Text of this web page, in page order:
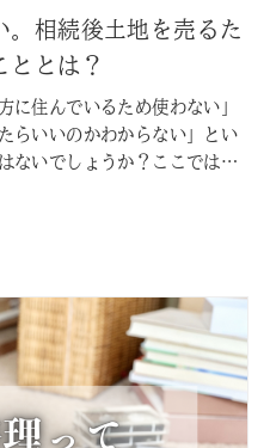
。相続後土地を売るた
ととは？
に住んでいるため使わない」
らいいのかわからない」とい
ないでしょうか？ここではそ
要な手続きや注意すべきポイ
くべきポイントをまとめまし
い 相続した土地の売却は、